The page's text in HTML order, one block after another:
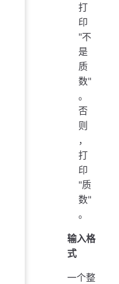
打
印
"不
是
质
数"
。
否
则
，
打
印
"质
数"
。
输入格
式
一个整